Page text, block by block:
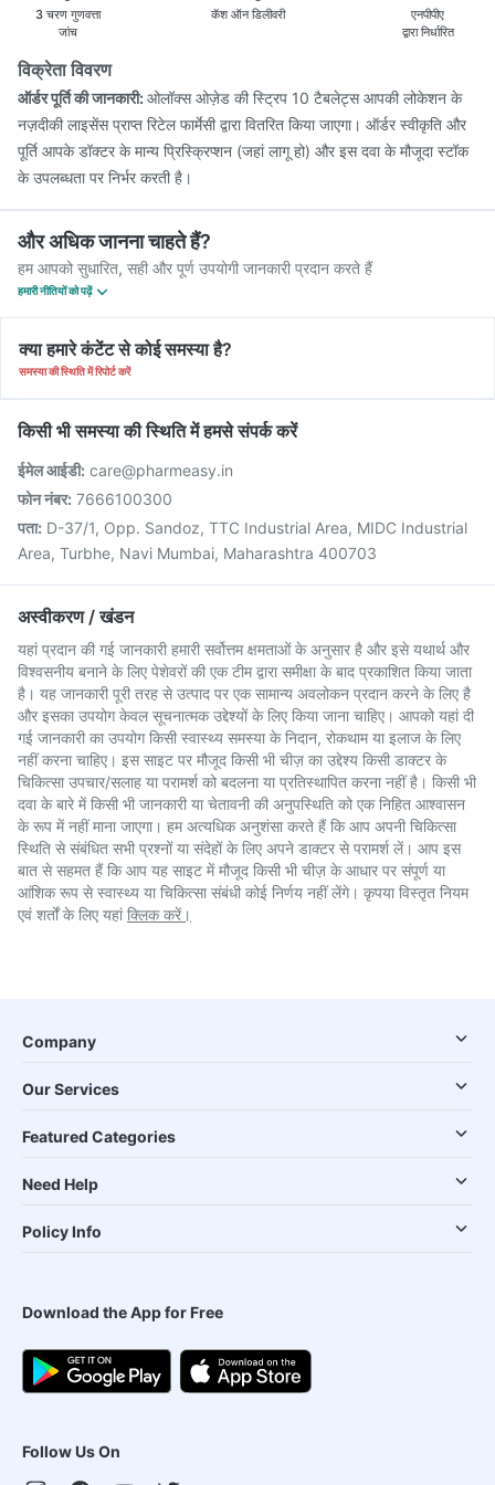
3 चरण गुणवत्ता
जांच
कॅश ऑन डिलीवरी
एनपीपीए
द्वारा निर्धारित
विक्रेता विवरण
ऑर्डर पूर्ति की जानकारी:ओलॉक्स ओज़ेड की स्ट्रिप 10 टैबलेट्स आपकी लोकेशन के
नज़दीकी लाइसेंस प्राप्त रिटेल फार्मेसी द्वारा वितरित किया जाएगा। ऑर्डर स्वीकृति और
पूर्ति आपके डॉक्टर के मान्य प्रिस्क्रिप्शन (जहां लागू हो) और इस दवा के मौजूदा स्टॉक
के उपलब्धता पर निर्भर करती है।
और अधिक जानना चाहते हैं?
हम आपको सुधारित, सही और पूर्ण उपयोगी जानकारी प्रदान करते हैं
हमारी नीतियों को पढ़ें
क्या हमारे कंटेंट से कोई समस्या है?
समस्या की स्थिति में रिपोर्ट करें
किसी भी समस्या की स्थिति में हमसे संपर्क करें
ईमेल आईडी: care@pharmeasy.in
फोन नंबर: 7666100300
पता: D-37/1, Opp. Sandoz, TTC Industrial Area, MIDC Industrial
Area, Turbhe, Navi Mumbai, Maharashtra 400703
अस्वीकरण / खंडन
यहां प्रदान की गई जानकारी हमारी सर्वोत्तम क्षमताओं के अनुसार है और इसे यथार्थ और
विश्वसनीय बनाने के लिए पेशेवरों की एक टीम द्वारा समीक्षा के बाद प्रकाशित किया जाता
है। यह जानकारी पूरी तरह से उत्पाद पर एक सामान्य अवलोकन प्रदान करने के लिए है
और इसका उपयोग केवल सूचनात्मक उद्देश्यों के लिए किया जाना चाहिए। आपको यहां दी
गई जानकारी का उपयोग किसी स्वास्थ्य समस्या के निदान, रोकथाम या इलाज के लिए
नहीं करना चाहिए। इस साइट पर मौजूद किसी भी चीज़ का उद्देश्य किसी डाक्टर के
चिकित्सा उपचार/सलाह या परामर्श को बदलना या प्रतिस्थापित करना नहीं है। किसी भी
दवा के बारे में किसी भी जानकारी या चेतावनी की अनुपस्थिति को एक निहित आश्वासन
के रूप में नहीं माना जाएगा। हम अत्यधिक अनुशंसा करते हैं कि आप अपनी चिकित्सा
स्थिति से संबंधित सभी प्रश्नों या संदेहों के लिए अपने डाक्टर से परामर्श लें। आप इस
बात से सहमत हैं कि आप यह साइट में मौजूद किसी भी चीज़ के आधार पर संपूर्ण या
आंशिक रूप से स्वास्थ्य या चिकित्सा संबंधी कोई निर्णय नहीं लेंगे। कृपया विस्तृत नियम
एवं शर्तों के लिए यहांक्लिक करें।
Company
Our Services
Featured Categories
Need Help
Policy Info
Download the App for Free
Follow Us On